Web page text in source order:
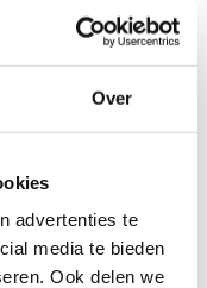
Over
advertenties te
media te bieden
Ook delen we